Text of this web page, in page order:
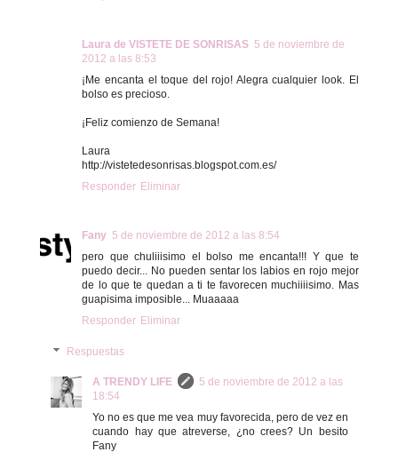
Laura de VISTETE DE SONRISAS 5 de noviembre de
2012 a las 8:53
¡Me encanta el toque del rojo! Alegra cualquier look. El
bolso es precioso.
¡Feliz comienzo de Semana!
Laura
http://vistetedesonrisas.blogspot.com.es/
Responder Eliminar
Fany 5 de noviembre de 2012 a las 8:54
pero que chuliiisimo el bolso me encanta!!! Y que te
puedo decir... No pueden sentar los labios en rojo mejor
de lo que te quedan a ti te favorecen muchiiiisimo. Mas
guapisima imposible... Muaaaaa
Responder Eliminar
Respuestas
A TRENDY LIFE
5 de noviembre de 2012 a las
18:54
Yo no es que me vea muy favorecida, pero de vez en
cuando hay que atreverse, ¿no crees? Un besito
Fany